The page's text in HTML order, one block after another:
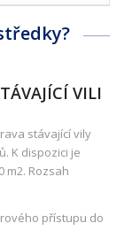
VILI
stávající vily
K dispozici je
m2. Rozsah
přístupu do